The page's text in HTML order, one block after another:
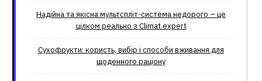
Надійна та якісна мультспліт-система недорого – це
цілком реально з Climat.еxpert
Сухофрукти: користь, вибір і способи вживання для
щоденного раціону